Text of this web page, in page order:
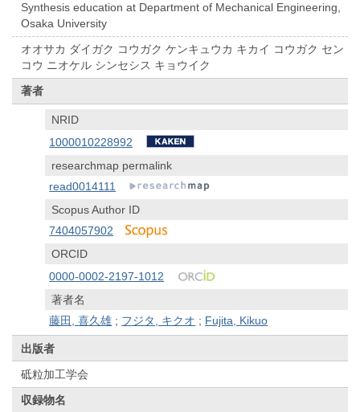
Synthesis education at Department of Mechanical Engineering,
Osaka University
オオサカ ダイガク コウガク ケンキュウカ キカイ コウガク セン
コウ ニオケル シンセシス キョウイク
著者
NRID
1000010228992
researchmap permalink
read0014111
Scopus Author ID
7404057902
ORCID
0000-0002-2197-1012
著者名
藤田, 喜久雄 ; フジタ, キクオ ; Fujita, Kikuo
出版者
砥粒加工学会
収録物名